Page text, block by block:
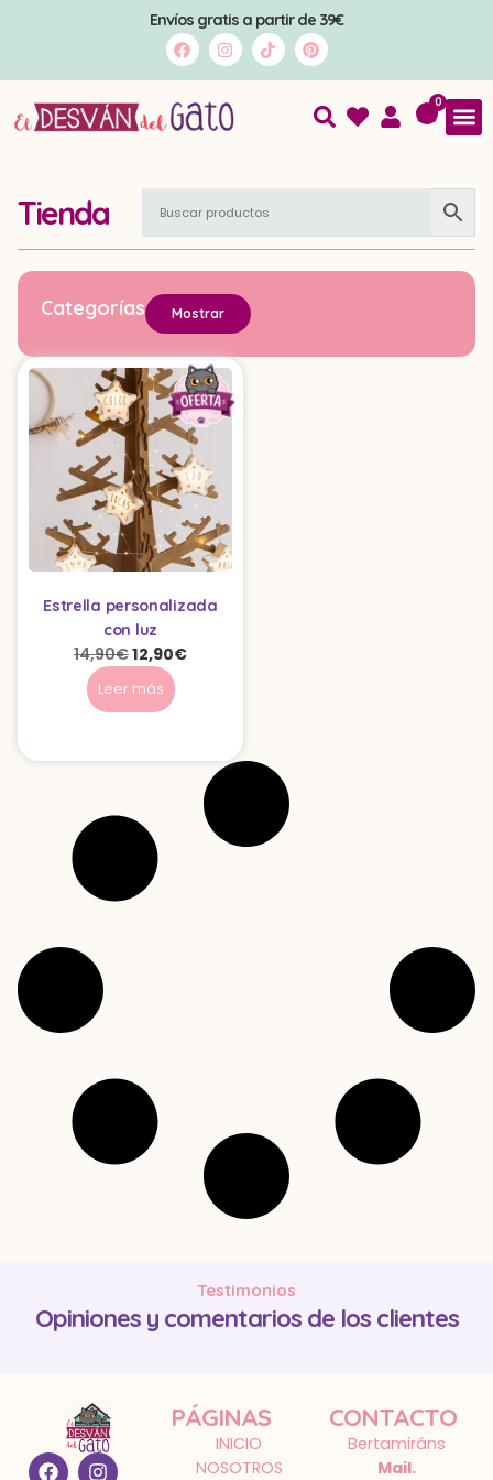
Envíos gratis a partir de 39€
0
Tienda
Categorías Mostrar
Estrella personalizada
con luz
14,90€12,90€
Leer más
Testimonios
Opiniones y comentarios de los clientes
PÁGINAS
INICIO
NOSOTROS
CONTACTO
Bertamiráns
Mail.